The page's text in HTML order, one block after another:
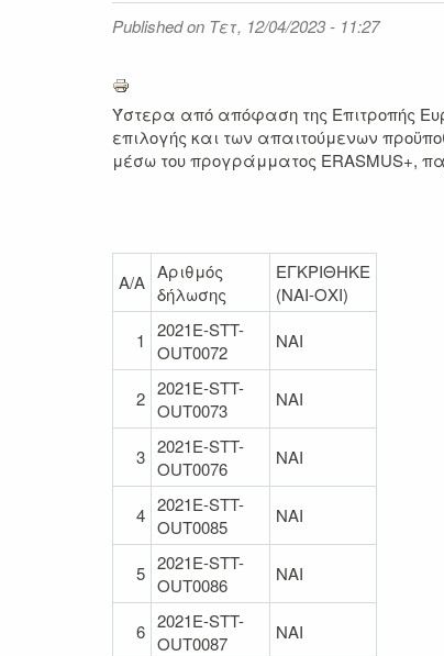
Published on Τετ, 12/04/2023 - 11:27
Ύστερα από απόφαση της Επιτροπής
επιλογής και των απαιτούμενων
μέσω του προγράμματος ERASMUS+,
A/A Αριθμός
δήλωσης
ΕΓΚΡΙΘΗΚΕ
(ΝΑΙ-ΟΧΙ)
1
2021E-STT-
OUT0072
NAI
2 2021E-STT-
OUT0073
NAI
3 2021E-STT-
OUT0076
NAI
4 2021E-STT-
OUT0085
NAI
5 2021E-STT-
OUT0086
NAI
6 2021E-STT-
OUT0087
NAI